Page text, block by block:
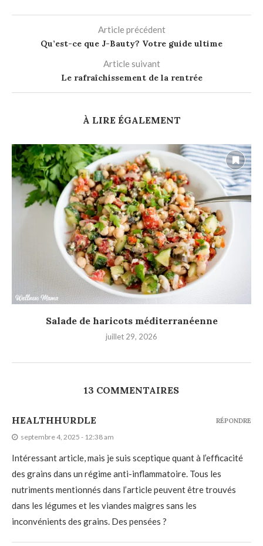
Article précédent
Qu’est-ce que J-Bauty? Votre guide ultime
Article suivant
Le rafraîchissement de la rentrée
À LIRE ÉGALEMENT
Salade de haricots méditerranéenne
juillet 29, 2026
13 COMMENTAIRES
HEALTHHURDLE
septembre 4, 2025 - 12:38 am
Intéressant article, mais je suis sceptique quant à l’efficacité
des grains dans un régime anti-inflammatoire. Tous les
nutriments mentionnés dans l’article peuvent être trouvés
dans les légumes et les viandes maigres sans les
inconvénients des grains. Des pensées ?
RÉPONDRE